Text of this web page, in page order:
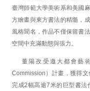
臺灣師範大學美術系和美國
方繪畫與東方書法的精髓，
風格聞名，作品不僅保留書
空間中充滿動態與張力。
董陽孜受邀大都會藝
Commission）計畫，獲得
完成2幅高逾7米的巨型書法